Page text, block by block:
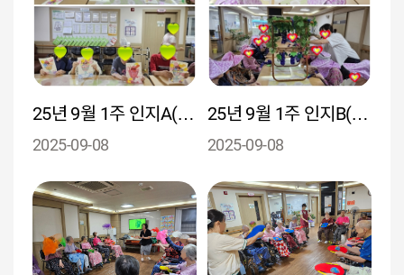
25년 9월 1주 인지A(여름철대표 간식 ‘빙수’를 주제로 계절감을 느끼고 계절 변화에 대한 감각을 자극 )
2025-09-08
25년 9월 1주 인지B( 포도나무를 꾸미고 따는 과정에서 협동심과 성취감을 경험)
2025-09-08